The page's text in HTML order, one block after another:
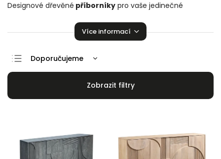
Designové dřevěné příborníky pro vaše jedinečné
zaručeně pozvednou vaši domácnost!
Více informací
Doporučujeme
Nejlevnější